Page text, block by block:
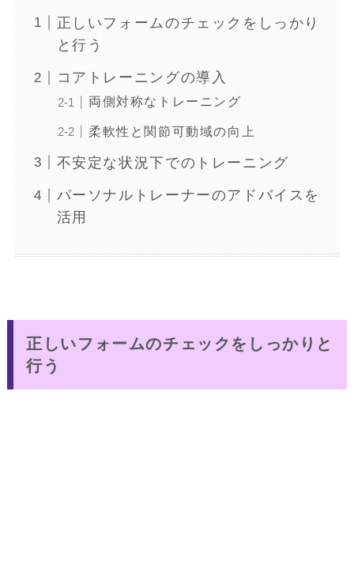
正しいフォームのチェックをしっかり
と行う
コアトレーニングの導入
両側対称なトレーニング
柔軟性と関節可動域の向上
不安定な状況下でのトレーニング
パーソナルトレーナーのアドバイスを
活用
正しいフォームのチェックをしっかりと
行う